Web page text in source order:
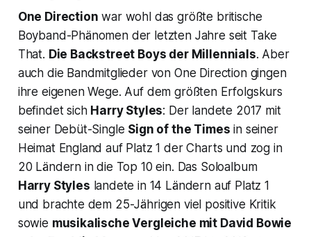
One Direction war wohl das größte britische
Boyband-Phänomen der letzten Jahre seit Take
That. Die Backstreet Boys der Millennials. Aber
auch die Bandmitglieder von One Direction gingen
ihre eigenen Wege. Auf dem größten Erfolgskurs
befindet sich Harry Styles: Der landete 2017 mit
seiner Debüt-Single Sign of the Times in seiner
Heimat England auf Platz 1 der Charts und zog in
20 Ländern in die Top 10 ein. Das Soloalbum
Harry Styles landete in 14 Ländern auf Platz 1
und brachte dem 25-Jährigen viel positive Kritik
sowie musikalische Vergleiche mit David Bowie